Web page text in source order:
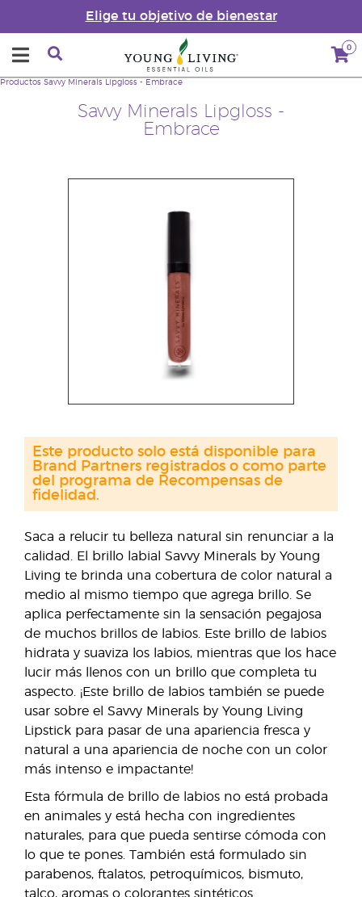
Elige tu objetivo de bienestar
0
Savvy Minerals Lipgloss -
Embrace
Productos Savvy Minerals Lipgloss - Embrace
Saca a relucir tu belleza natural sin renunciar a la
calidad. El brillo labial Savvy Minerals by Young
Living te brinda una cobertura de color natural a
medio al mismo tiempo que agrega brillo. Se
aplica perfectamente sin la sensación pegajosa
de muchos brillos de labios. Este brillo de labios
hidrata y suaviza los labios, mientras que los hace
lucir más llenos con un brillo que completa tu
aspecto. ¡Este brillo de labios también se puede
usar sobre el Savvy Minerals by Young Living
Lipstick para pasar de una apariencia fresca y
natural a una apariencia de noche con un color
más intenso e impactante!
Esta fórmula de brillo de labios no está probada
en animales y está hecha con ingredientes
naturales, para que pueda sentirse cómoda con
lo que te pones. También está formulado sin
parabenos, ftalatos, petroquímicos, bismuto,
talco, aromas o colorantes sintéticos.
Este producto solo está disponible para
Brand Partners registrados o como parte
del programa de Recompensas de
fidelidad.